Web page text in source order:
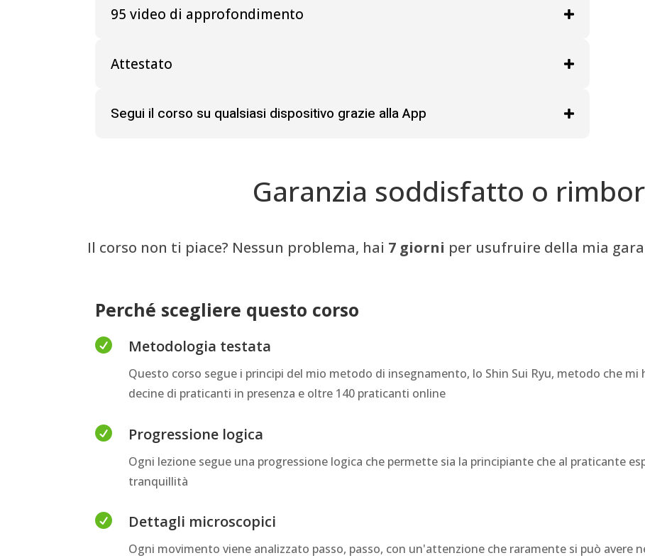
95 video di approfondimento
Attestato
Segui il corso su qualsiasi dispositivo grazie alla App
Garanzia soddisfatto o
Il corso non ti piace? Nessun problema, hai 7 giorni per usufruire della mia
Perché scegliere questo corso
 Metodologia testata
Questo corso segue i principi del mio metodo di insegnamento, lo Shin Sui Ryu, metodo che mi
decine di praticanti in presenza e oltre 140 praticanti online
 Progressione logica
Ogni lezione segue una progressione logica che permette sia la principiante che al praticante
tranquillità
 Dettagli microscopici
Ogni movimento viene analizzato passo, passo, con un'attenzione che raramente si può avere